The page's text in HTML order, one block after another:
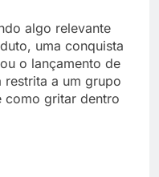
algo relevante
uma conquista
o lançamento de
a um grupo
como gritar dentro